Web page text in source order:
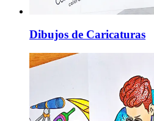
Dibujos de Caricaturas